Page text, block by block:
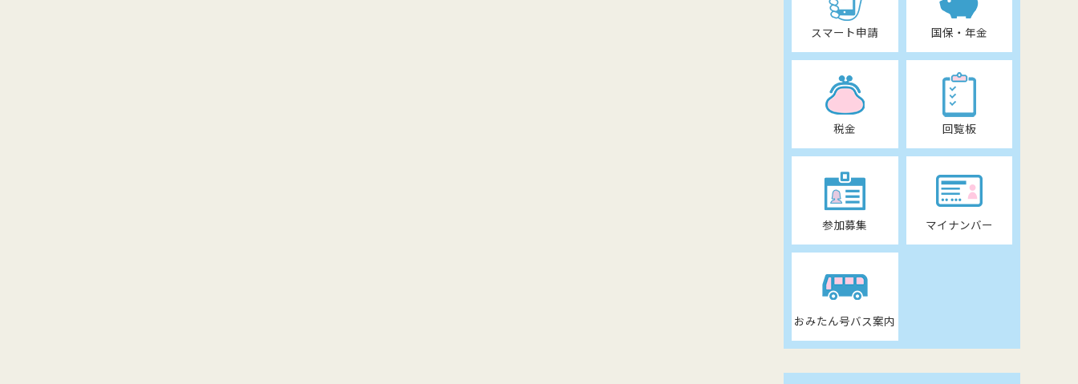
スマート申請 国保・年金
税金 回覧板
参加募集 マイナンバー
おみたん号バス案内